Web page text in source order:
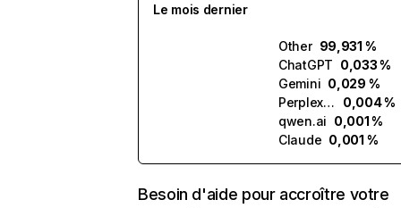
Le mois dernier
Other 99,931 %
ChatGPT 0,033 %
Gemini 0,029 %
Perplexity
0,004 %
qwen.ai 0,001 %
Claude 0,001 %
Besoin d'aide pour accroître votre